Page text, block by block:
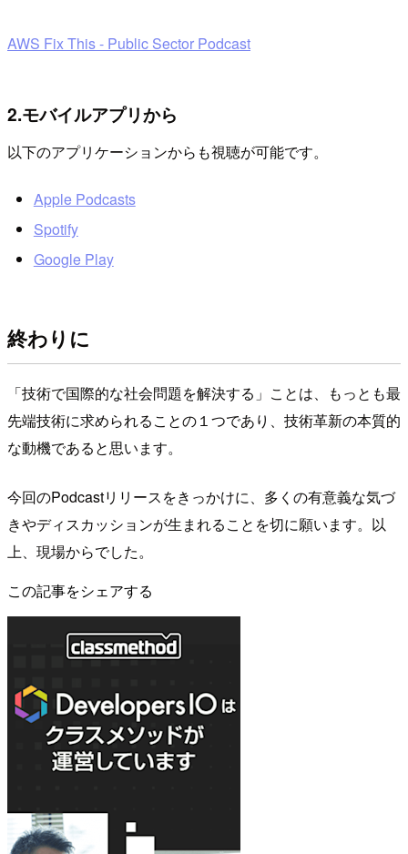
AWS Fix This - Public Sector Podcast
2.モバイルアプリから
以下のアプリケーションからも視聴が可能です。
Apple Podcasts
Spotify
Google Play
終わりに
「技術で国際的な社会問題を解決する」ことは、もっとも最
先端技術に求められることの１つであり、技術革新の本質的
な動機であると思います。
今回のPodcastリリースをきっかけに、多くの有意義な気づ
きやディスカッションが生まれることを切に願います。以
上、現場からでした。
この記事をシェアする